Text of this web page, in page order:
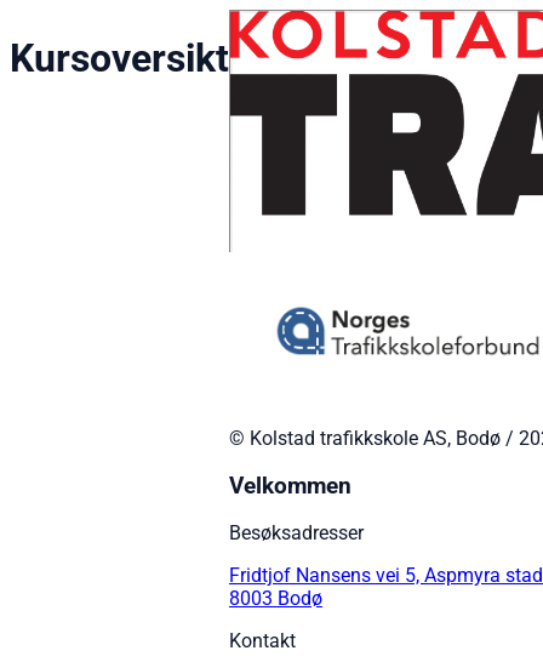
Kursoversikt
© Kolstad trafikkskole AS, Bodø /
Velkommen
Besøksadresser
Fridtjof Nansens vei 5, Aspmyra
8003 Bodø
Kontakt